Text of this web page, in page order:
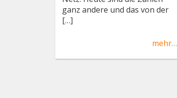
ganz andere und das von der
[…]
mehr…